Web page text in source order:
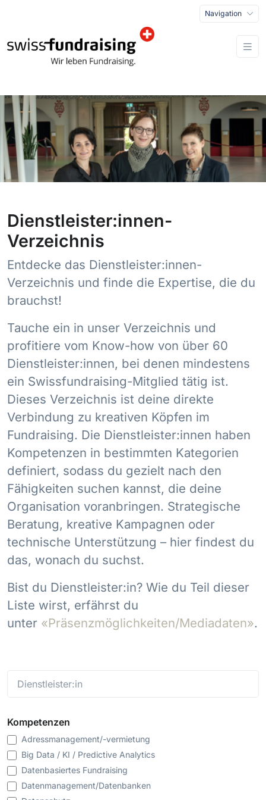
Navigation
Dienstleister:innen-
Verzeichnis
Entdecke das Dienstleister:innen-
Verzeichnis und finde die Expertise, die du
brauchst!
Tauche ein in unser Verzeichnis und
profitiere vom Know-how von über 60
Dienstleister:innen, bei denen mindestens
ein Swissfundraising-Mitglied tätig ist.
Dieses Verzeichnis ist deine direkte
Verbindung zu kreativen Köpfen im
Fundraising. Die Dienstleister:innen haben
Kompetenzen in bestimmten Kategorien
definiert, sodass du gezielt nach den
Fähigkeiten suchen kannst, die deine
Organisation voranbringen. Strategische
Beratung, kreative Kampagnen oder
technische Unterstützung – hier findest du
das, wonach du suchst.
Bist du Dienstleister:in? Wie du Teil dieser
Liste wirst, erfährst du
unter «Präsenzmöglichkeiten/Mediadaten».
Kompetenzen
Adressmanagement/-vermietung
Big Data / KI / Predictive Analytics
Datenbasiertes Fundraising
Datenmanagement/Datenbanken